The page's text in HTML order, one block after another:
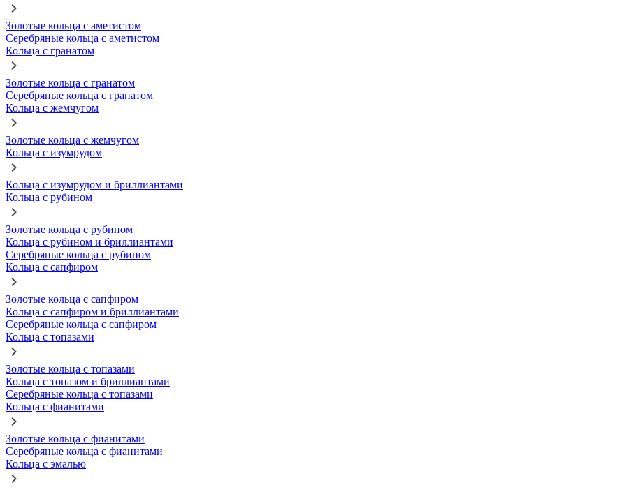
Золотые кольца с аметистом
Серебряные кольца с аметистом
Кольца с гранатом
Золотые кольца с гранатом
Серебряные кольца с гранатом
Кольца с жемчугом
Золотые кольца с жемчугом
Кольца с изумрудом
Кольца с изумрудом и бриллиантами
Кольца с рубином
Золотые кольца с рубином
Кольца с рубином и бриллиантами
Серебряные кольца с рубином
Кольца с сапфиром
Золотые кольца с сапфиром
Кольца с сапфиром и бриллиантами
Серебряные кольца с сапфиром
Кольца с топазами
Золотые кольца с топазами
Кольца с топазом и бриллиантами
Серебряные кольца с топазами
Кольца с фианитами
Золотые кольца с фианитами
Серебряные кольца с фианитами
Кольца с эмалью